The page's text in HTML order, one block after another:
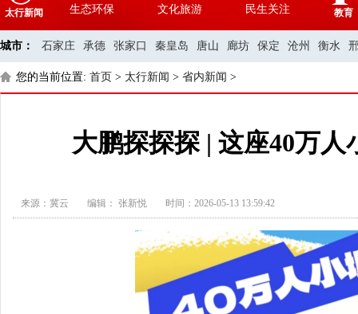
太行新闻
生态环保
文化旅游 民生关注 教育
城市： 石家庄 承德 张家口 秦皇岛 唐山 廊坊 保定 沧州 衡水
您的当前位置: 首页 > 太行新闻 > 省内新闻 >
大鹏探探探 | 这座40万
来源：冀云 编辑： 张新悦 时间：2026-05-13 13:59:42